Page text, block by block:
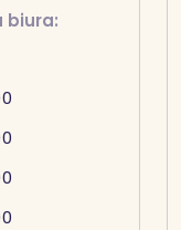
biura: